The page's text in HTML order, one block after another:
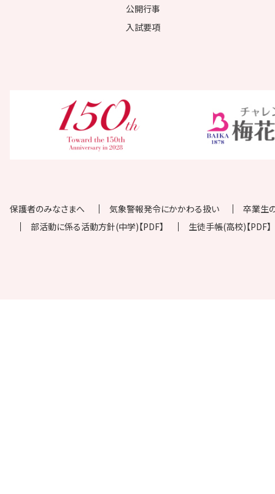
公開行事
入試要項
保護者のみなさまへ 気象警報発令にかかわる扱い
卒業生
部活動に係る活動方針(中学)【PDF】
生徒手帳(高校)【PDF】